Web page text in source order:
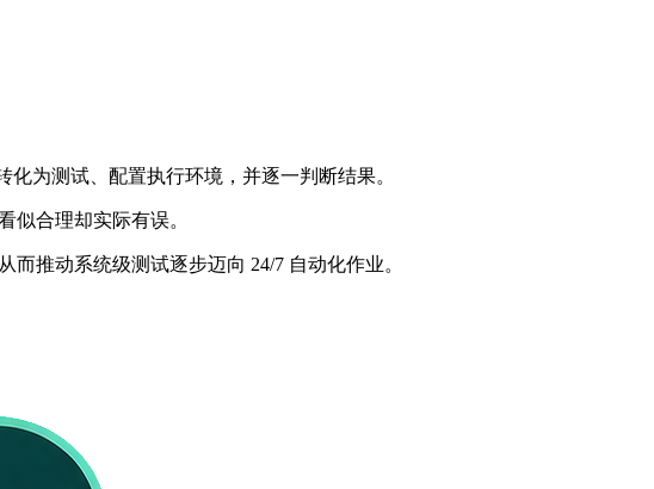
为测试、配置执行环境，并逐一判断结果。
似合理却实际有误。
推动系统级测试逐步迈向 24/7 自动化作业。